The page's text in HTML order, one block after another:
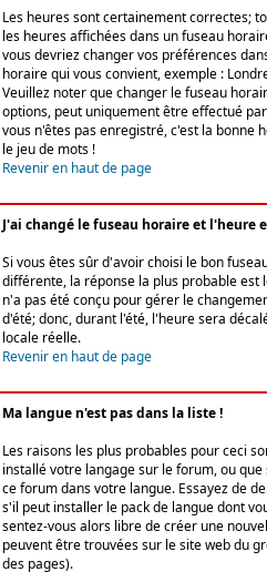
Les heures sont certainement correctes;
les heures affichées dans un fuseau
vous devriez changer vos préférences
horaire qui vous convient, exemple :
Veuillez noter que changer le fuseau
options, peut uniquement être effectué
vous n'êtes pas enregistré, c'est la bonne
le jeu de mots !
Revenir en haut de page
J'ai changé le fuseau horaire et l'heure
Si vous êtes sûr d'avoir choisi le bon
différente, la réponse la plus probable est
n'a pas été conçu pour gérer le
d'été; donc, durant l'été, l'heure sera
locale réelle.
Revenir en haut de page
Ma langue n'est pas dans la liste !
Les raisons les plus probables pour ceci
installé votre langage sur le forum, ou
ce forum dans votre langue. Essayez de
s'il peut installer le pack de langue dont
sentez-vous alors libre de créer une
peuvent être trouvées sur le site web du
des pages).